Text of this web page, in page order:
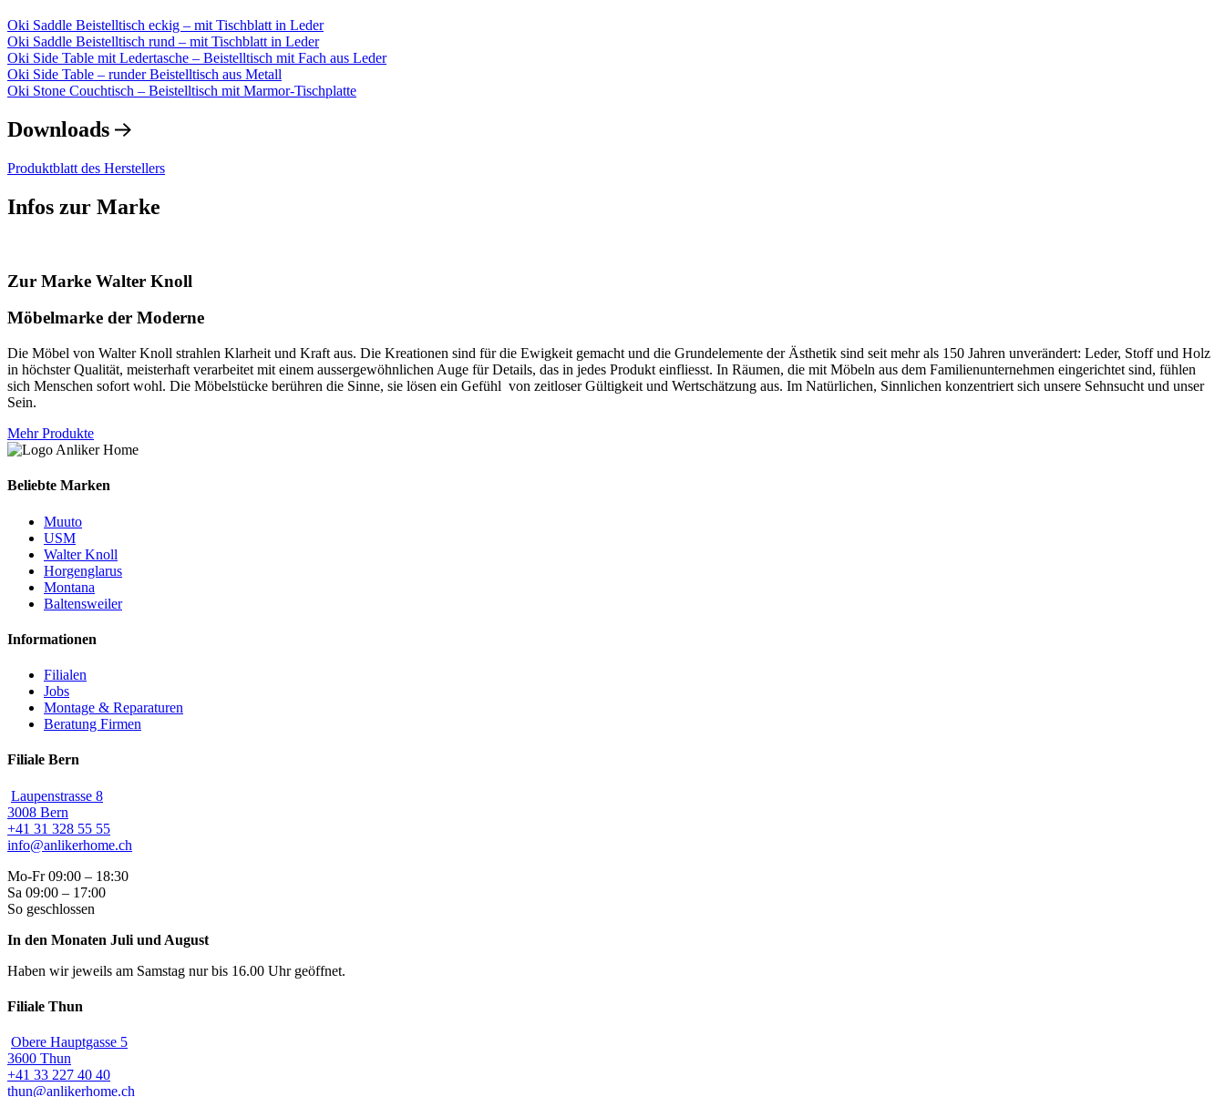
Oki Saddle Beistelltisch eckig – mit Tischblatt in Leder
Oki Saddle Beistelltisch rund – mit Tischblatt in Leder
Oki Side Table mit Ledertasche – Beistelltisch mit Fach aus Leder
Oki Side Table – runder Beistelltisch aus Metall
Oki Stone Couchtisch – Beistelltisch mit Marmor-Tischplatte
Downloads
Produktblatt des Herstellers
Infos zur Marke
Zur Marke Walter Knoll
Möbelmarke der Moderne
Die Möbel von Walter Knoll strahlen Klarheit und Kraft aus. Die Kreationen sind für die Ewigkeit gemacht und die Grundelemente der Ästhetik sind seit mehr als 150 Jahren unverändert: Leder, Stoff und Holz
in höchster Qualität, meisterhaft verarbeitet mit einem aussergewöhnlichen Auge für Details, das in jedes Produkt einfliesst. In Räumen, die mit Möbeln aus dem Familienunternehmen eingerichtet sind, fühlen
sich Menschen sofort wohl. Die Möbelstücke berühren die Sinne, sie lösen ein Gefühl von zeitloser Gültigkeit und Wertschätzung aus. Im Natürlichen, Sinnlichen konzentriert sich unsere Sehnsucht und unser
Sein.
Mehr Produkte
Beliebte Marken
Muuto
USM
Walter Knoll
Horgenglarus
Montana
Baltensweiler
Informationen
Filialen
Jobs
Montage & Reparaturen
Beratung Firmen
Filiale Bern
Laupenstrasse 8
3008 Bern
+41 31 328 55 55
info@anlikerhome.ch
Mo-Fr 09:00 – 18:30
Sa 09:00 – 17:00
So geschlossen
In den Monaten Juli und August
Haben wir jeweils am Samstag nur bis 16.00 Uhr geöffnet.
Filiale Thun
Obere Hauptgasse 5
3600 Thun
+41 33 227 40 40
thun@anlikerhome.ch